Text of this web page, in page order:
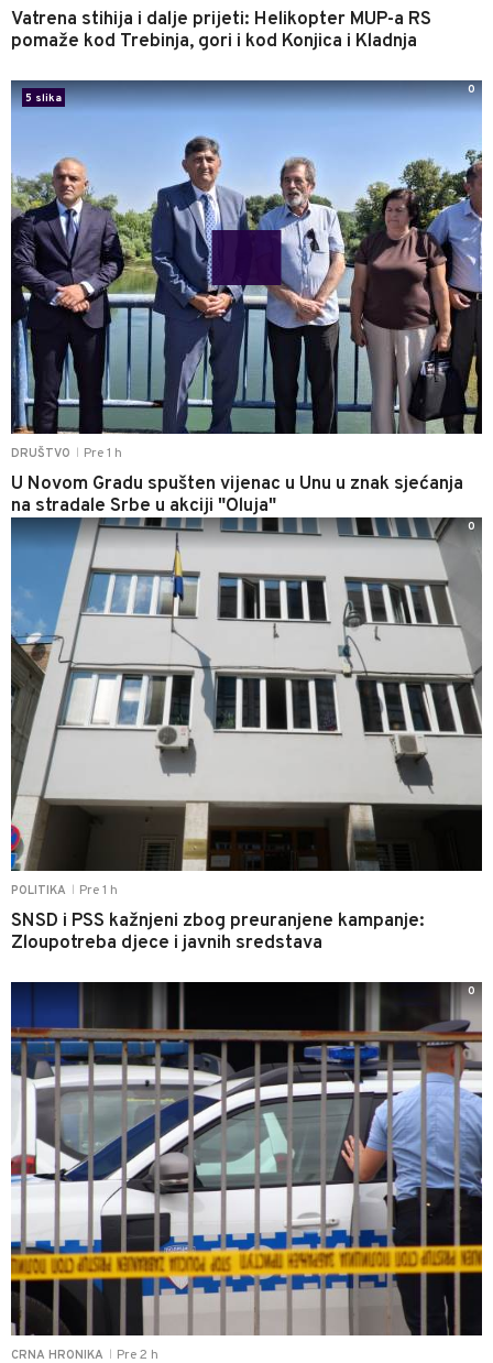
Vatrena stihija i dalje prijeti: Helikopter MUP-a RS
pomaže kod Trebinja, gori i kod Konjica i Kladnja
DRUŠTVO Pre 1 h
U Novom Gradu spušten vijenac u Unu u znak sjećanja
na stradale Srbe u akciji "Oluja"
5 slika
0
POLITIKA Pre 1 h
SNSD i PSS kažnjeni zbog preuranjene kampanje:
Zloupotreba djece i javnih sredstava
0
CRNA HRONIKA Pre 2 h
0